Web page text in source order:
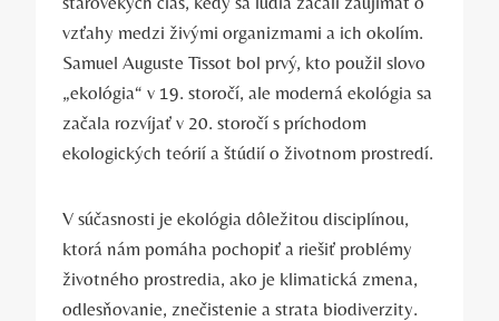
vzťahy medzi živými⁢ organizmami ⁤a ich okolím.⁣
Samuel Auguste Tissot bol prvý, kto použil slovo
„ekológia“ v ​19. storočí,⁣ ale moderná ekológia sa
začala rozvíjať v 20. storočí s príchodom⁣
ekologických teórií a štúdií⁣ o životnom prostredí.
V súčasnosti je ekológia dôležitou disciplínou,
ktorá nám pomáha pochopiť a riešiť problémy
životného prostredia, ako⁤ je klimatická zmena,
odlesňovanie, znečistenie a strata biodiverzity.​